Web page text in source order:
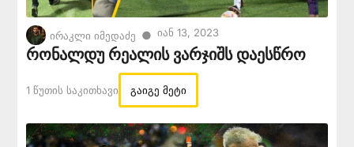
ირაკლი იმედაძე ● Იან 13, 2023
რონალდუ რეალის ვარჯიშს დაესწრო
1 Წუთის Საკითხავი გაიგე მეტი